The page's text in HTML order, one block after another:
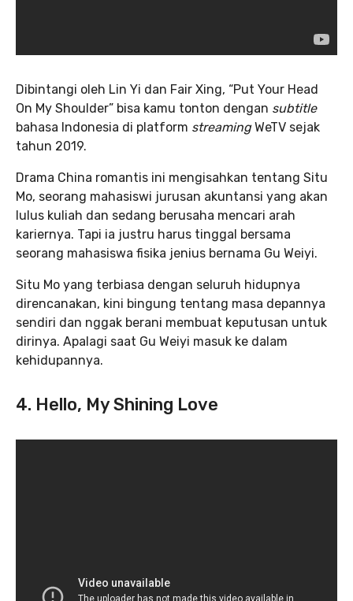
Dibintangi oleh Lin Yi dan Fair Xing, “Put Your Head
On My Shoulder” bisa kamu tonton dengan subtitle
bahasa Indonesia di platform streamingWeTV sejak
tahun 2019.
Drama China romantis ini mengisahkan tentang Situ
Mo, seorang mahasiswi jurusan akuntansi yang akan
lulus kuliah dan sedang berusaha mencari arah
kariernya. Tapi ia justru harus tinggal bersama
seorang mahasiswa fisika jenius bernama Gu Weiyi.
Situ Mo yang terbiasa dengan seluruh hidupnya
direncanakan, kini bingung tentang masa depannya
sendiri dan nggak berani membuat keputusan untuk
dirinya. Apalagi saat Gu Weiyi masuk ke dalam
kehidupannya.
4. Hello, My Shining Love